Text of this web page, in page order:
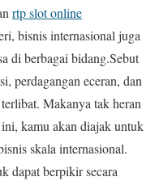
rtp slot online
bisnis internasional juga
di berbagai bidang.Sebut
perdagangan eceran, dan
Makanya tak heran
kamu akan diajak untuk
skala internasional.
dapat berpikir secara